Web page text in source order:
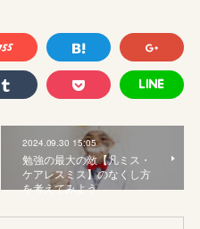
2024.09.30 15:05
勉強の最大の敵【凡ミス・
ケアレスミス】のなくし方
を考えてみよう